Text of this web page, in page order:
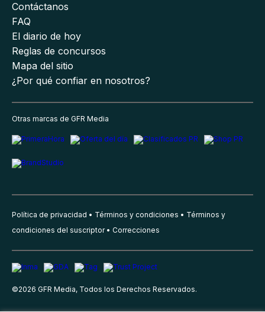
Contáctanos
FAQ
El diario de hoy
Reglas de concursos
Mapa del sitio
¿Por qué confiar en nosotros?
Otras marcas de GFR Media
Política de privacidad Términos y condiciones
Términos y
condiciones del suscriptor
Correcciones
©2026 GFR Media, Todos los Derechos Reservados.